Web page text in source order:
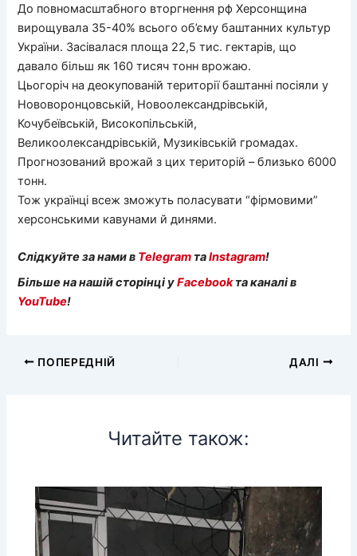
До повномасштабного вторгнення рф Херсонщина
вирощувала 35-40% всього об’єму баштанних культур
України. Засівалася площа 22,5 тис. гектарів, що
давало більш як 160 тисяч тонн врожаю.
Цьогоріч на деокупованій території баштанні посіяли у
Нововоронцовській, Новоолександрівській,
Кочубеївській, Високопільській,
Великоолександрівській, Музиківській громадах.
Прогнозований врожай з цих територій – близько 6000
тонн.
Тож українці всеж зможуть поласувати “фірмовими”
херсонськими кавунами й динями.
Слідкуйте за нами в Telegram таInstagram!
Більше на нашій сторінці уFacebookта каналі в
YouTube!
ПОПЕРЕДНІЙ ДАЛІ
Читайте також: